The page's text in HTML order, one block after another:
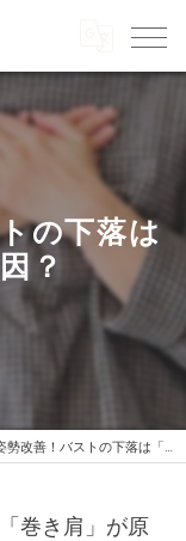
の下落は
？
善！バストの下落は「巻き肩」が原因？
巻き肩」が原